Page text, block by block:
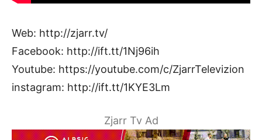
Web: http://zjarr.tv/
Facebook: http://ift.tt/1Nj96ih
Youtube: https://youtube.com/c/ZjarrTelevizion
instagram: http://ift.tt/1KYE3Lm
Zjarr Tv Ad